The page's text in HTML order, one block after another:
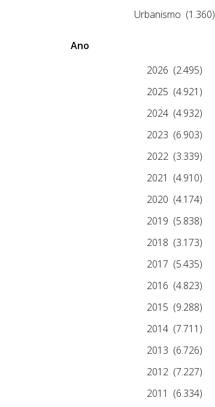
Urbanismo (1.360)
Ano
2026 (2.495)
2025 (4.921)
2024 (4.932)
2023 (6.903)
2022 (3.339)
2021 (4.910)
2020 (4.174)
2019 (5.838)
2018 (3.173)
2017 (5.435)
2016 (4.823)
2015 (9.288)
2014 (7.711)
2013 (6.726)
2012 (7.227)
2011 (6.334)